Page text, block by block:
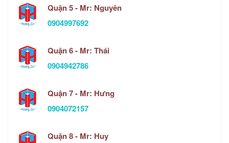
Quận 5 - Mr: Nguyên
0904997692
Quận 6 - Mr: Thái
0904942786
Quận 7 - Mr: Hưng
0904072157
Quận 8 - Mr: Huy